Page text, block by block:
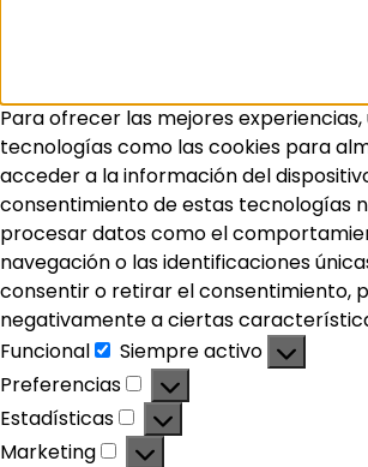
Para ofrecer las mejores experiencias,
tecnologías como las cookies para
acceder a la información del
consentimiento de estas tecnologías
procesar datos como el
navegación o las identificaciones
consentir o retirar el consentimiento,
negativamente a ciertas
Funcional
Siempre activo
Preferencias
Estadísticas
Marketing